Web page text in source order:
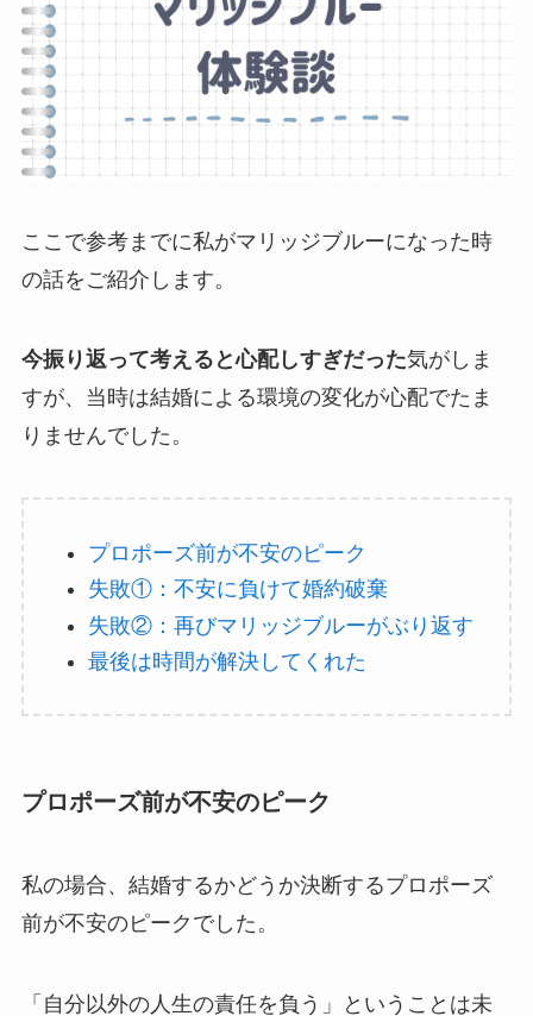
ここで参考までに私がマリッジブルーになった時
の話をご紹介します。
今振り返って考えると心配しすぎだった気がしま
すが、当時は結婚による環境の変化が心配でたま
りませんでした。
プロポーズ前が不安のピーク
失敗①：不安に負けて婚約破棄
失敗②：再びマリッジブルーがぶり返す
最後は時間が解決してくれた
プロポーズ前が不安のピーク
私の場合、結婚するかどうか決断するプロポーズ
前が不安のピークでした。
「自分以外の人生の責任を負う」ということは未